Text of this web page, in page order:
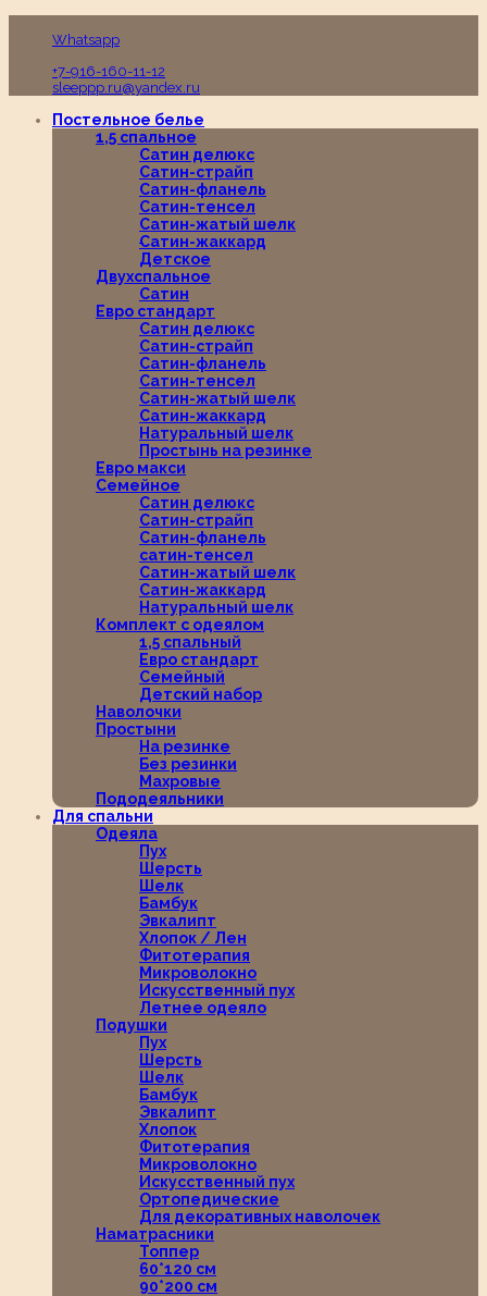
Whatsapp
+7-916-160-11-12
sleeppp.ru@yandex.ru
Постельное белье
1,5 спальное
Сатин делюкс
Сатин-страйп
Сатин-фланель
Сатин-тенсел
Сатин-жатый шелк
Сатин-жаккард
Детское
Двухспальное
Сатин
Евро стандарт
Сатин делюкс
Сатин-страйп
Сатин-фланель
Сатин-тенсел
Сатин-жатый шелк
Сатин-жаккард
Натуральный шелк
Простынь на резинке
Евро макси
Семейное
Сатин делюкс
Сатин-страйп
Сатин-фланель
сатин-тенсел
Сатин-жатый шелк
Сатин-жаккард
Натуральный шелк
Комплект с одеялом
1,5 спальный
Евро стандарт
Семейный
Детский набор
Наволочки
Простыни
На резинке
Без резинки
Махровые
Пододеяльники
Для спальни
Одеяла
Пух
Шерсть
Шелк
Бамбук
Эвкалипт
Хлопок / Лен
Фитотерапия
Микроволокно
Искусственный пух
Летнее одеяло
Подушки
Пух
Шерсть
Шелк
Бамбук
Эвкалипт
Хлопок
Фитотерапия
Микроволокно
Искусственный пух
Ортопедические
Для декоративных наволочек
Наматрасники
Топпер
60*120 см
90*200 см